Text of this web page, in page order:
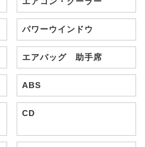
パワーウインドウ
エアバッグ 助手席
ABS
CD